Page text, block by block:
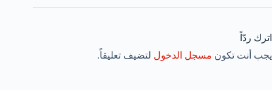
اترك ردّاً
يجب أنت تكون مسجل الدخول لتضيف تعليقاً.